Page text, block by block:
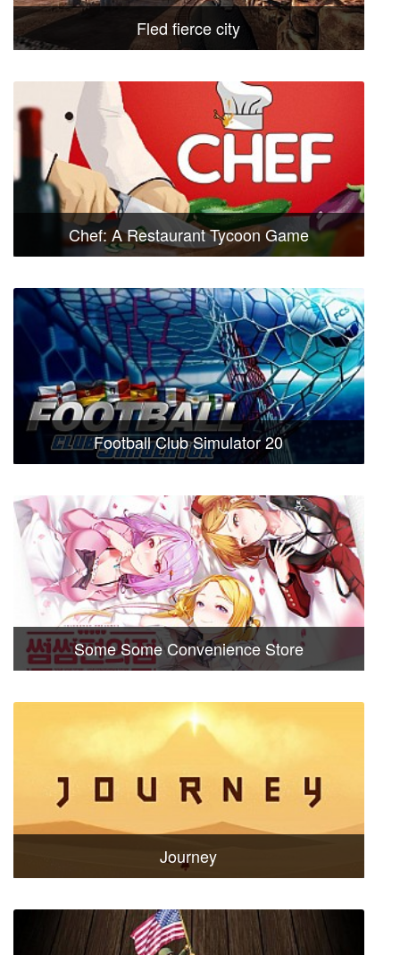
Fled fierce city
Chef: A Restaurant Tycoon Game
Football Club Simulator 20
Some Some Convenience Store
Journey